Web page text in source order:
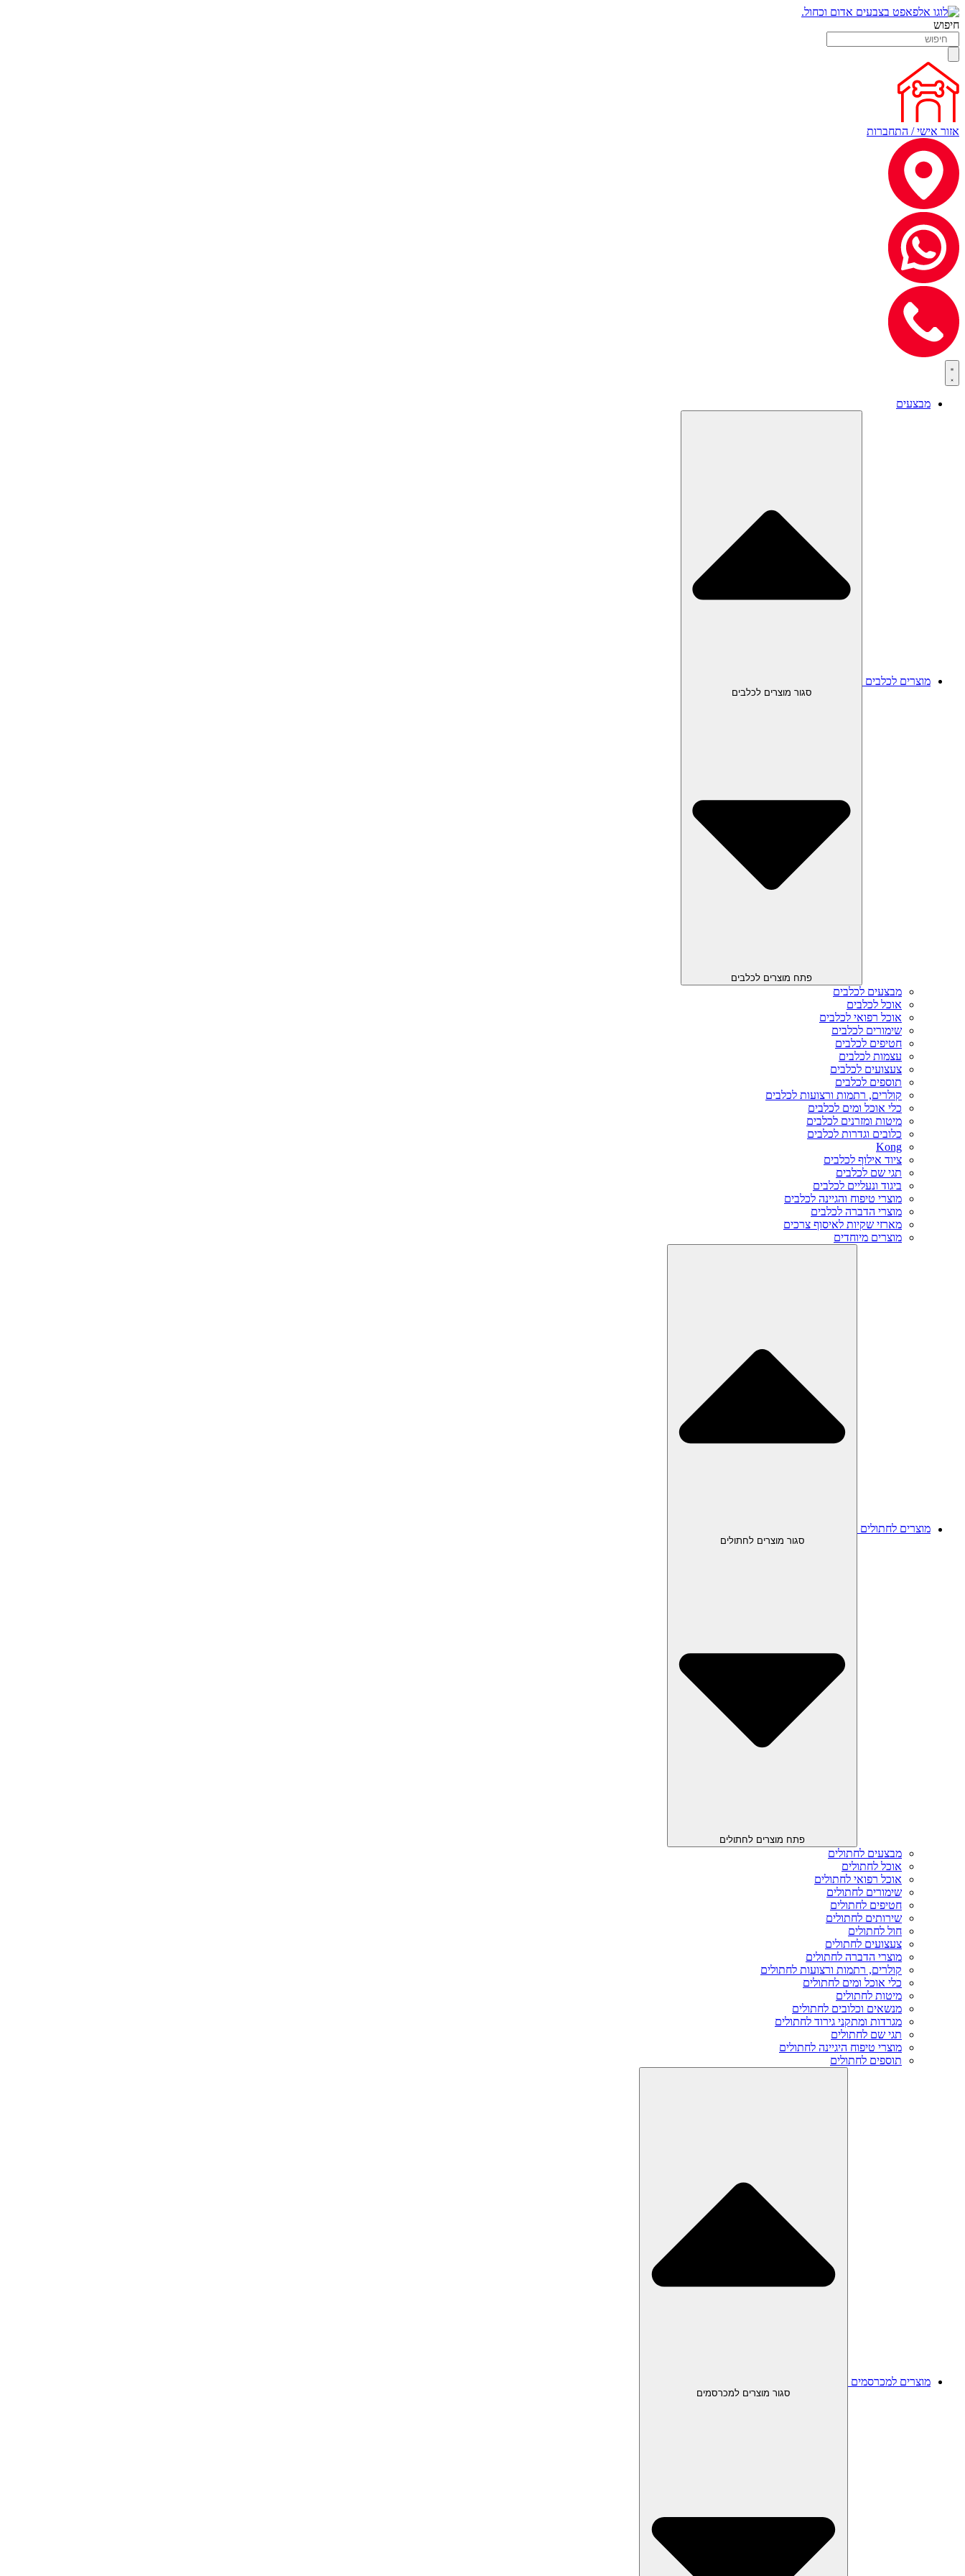
חיפוש
אזור אישי / התחברות
מבצעים
מוצרים לכלבים
סגור מוצרים לכלבים
פתח מוצרים לכלבים
מבצעים לכלבים
אוכל לכלבים
אוכל רפואי לכלבים
שימורים לכלבים
חטיפים לכלבים
עצמות לכלבים
צעצועים לכלבים
תוספים לכלבים
קולרים, רתמות ורצועות לכלבים
כלי אוכל ומים לכלבים
מיטות ומזרנים לכלבים
כלובים וגדרות לכלבים
Kong
ציוד אילוף לכלבים
תגי שם לכלבים
ביגוד ונעליים לכלבים
מוצרי טיפוח והגיינה לכלבים
מוצרי הדברה לכלבים
מארזי שקיות לאיסוף צרכים
מוצרים מיוחדים
מוצרים לחתולים
סגור מוצרים לחתולים
פתח מוצרים לחתולים
מבצעים לחתולים
אוכל לחתולים
אוכל רפואי לחתולים
שימורים לחתולים
חטיפים לחתולים
שירותים לחתולים
חול לחתולים
צעצועים לחתולים
מוצרי הדברה לחתולים
קולרים, רתמות ורצועות לחתולים
כלי אוכל ומים לחתולים
מיטות לחתולים
מנשאים וכלובים לחתולים
מגרדות ומתקני גירוד לחתולים
תגי שם לחתולים
מוצרי טיפוח היגיינה לחתולים
תוספים לחתולים
מוצרים למכרסמים
סגור מוצרים למכרסמים